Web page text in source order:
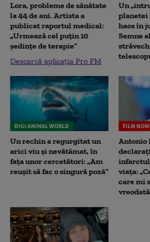
Lora, probleme de sănătate
la 44 de ani. Artista a
publicat raportul medical:
„Urmează cel puțin 10
ședințe de terapie”
Descarcă aplicația Pro FM
Un
planetei
haos în
Semne
DIGI ANIMAL WORLD
Un rechin a regurgitat un
arici viu și nevătămat, în
fața unor cercetători: „Am
reușit să fac o singură poză”
FILM NOW
Antonio
infarctul
viața:
care mi